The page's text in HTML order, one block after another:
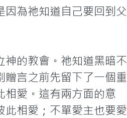
為祂知道自己要回到父
的教會。祂知道黑暗不
言之前先留下了一個重
相愛。這有兩方面的意
相愛；不單愛主也要愛